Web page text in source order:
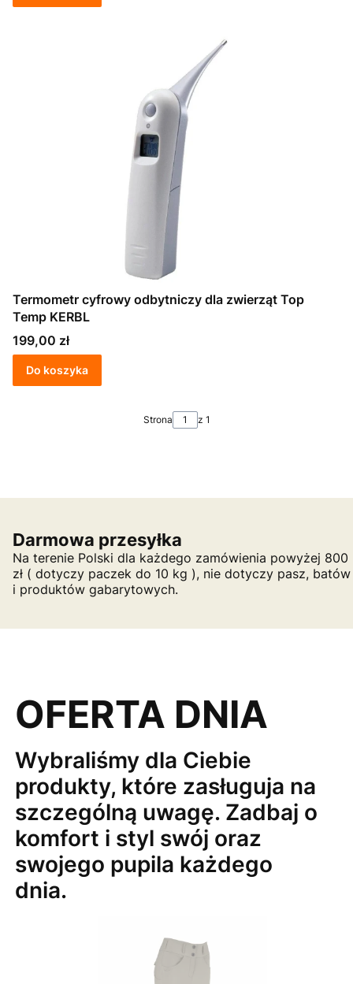
Termometr cyfrowy odbytniczy dla zwierząt Top
Temp KERBL
Cena
199,00 zł
Do koszyka
Strona z 1
Darmowa przesyłka
Na terenie Polski dla każdego zamówienia powyżej 800
zł ( dotyczy paczek do 10 kg ), nie dotyczy pasz, batów
i produktów gabarytowych.
OFERTA DNIA
Wybraliśmy dla Ciebie
produkty, które zasługuja na
szczególną uwagę. Zadbaj o
komfort i styl swój oraz
swojego pupila każdego
dnia.